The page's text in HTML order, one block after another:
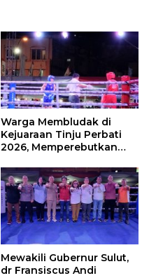
Warga Membludak di
Kejuaraan Tinju Perbati
2026, Memperebutkan
Mewakili Gubernur Sulut,
dr Fransiscus Andi